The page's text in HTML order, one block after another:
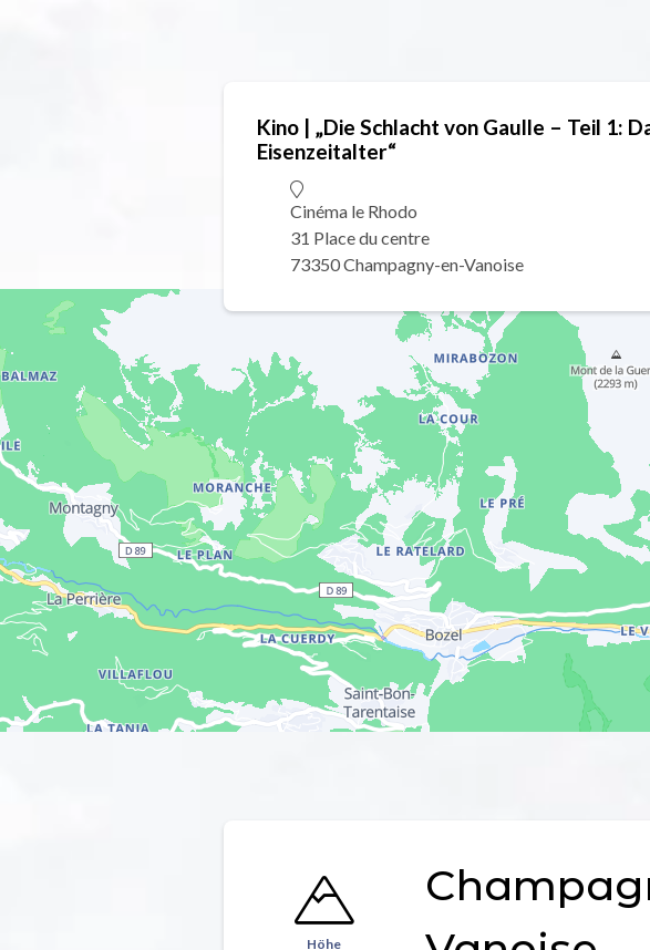
Kino | „Die Schlacht von Gaulle – Teil 1:
Eisenzeitalter“
Cinéma le Rhodo
31 Place du centre
73350 Champagny-en-Vanoise
Höhe